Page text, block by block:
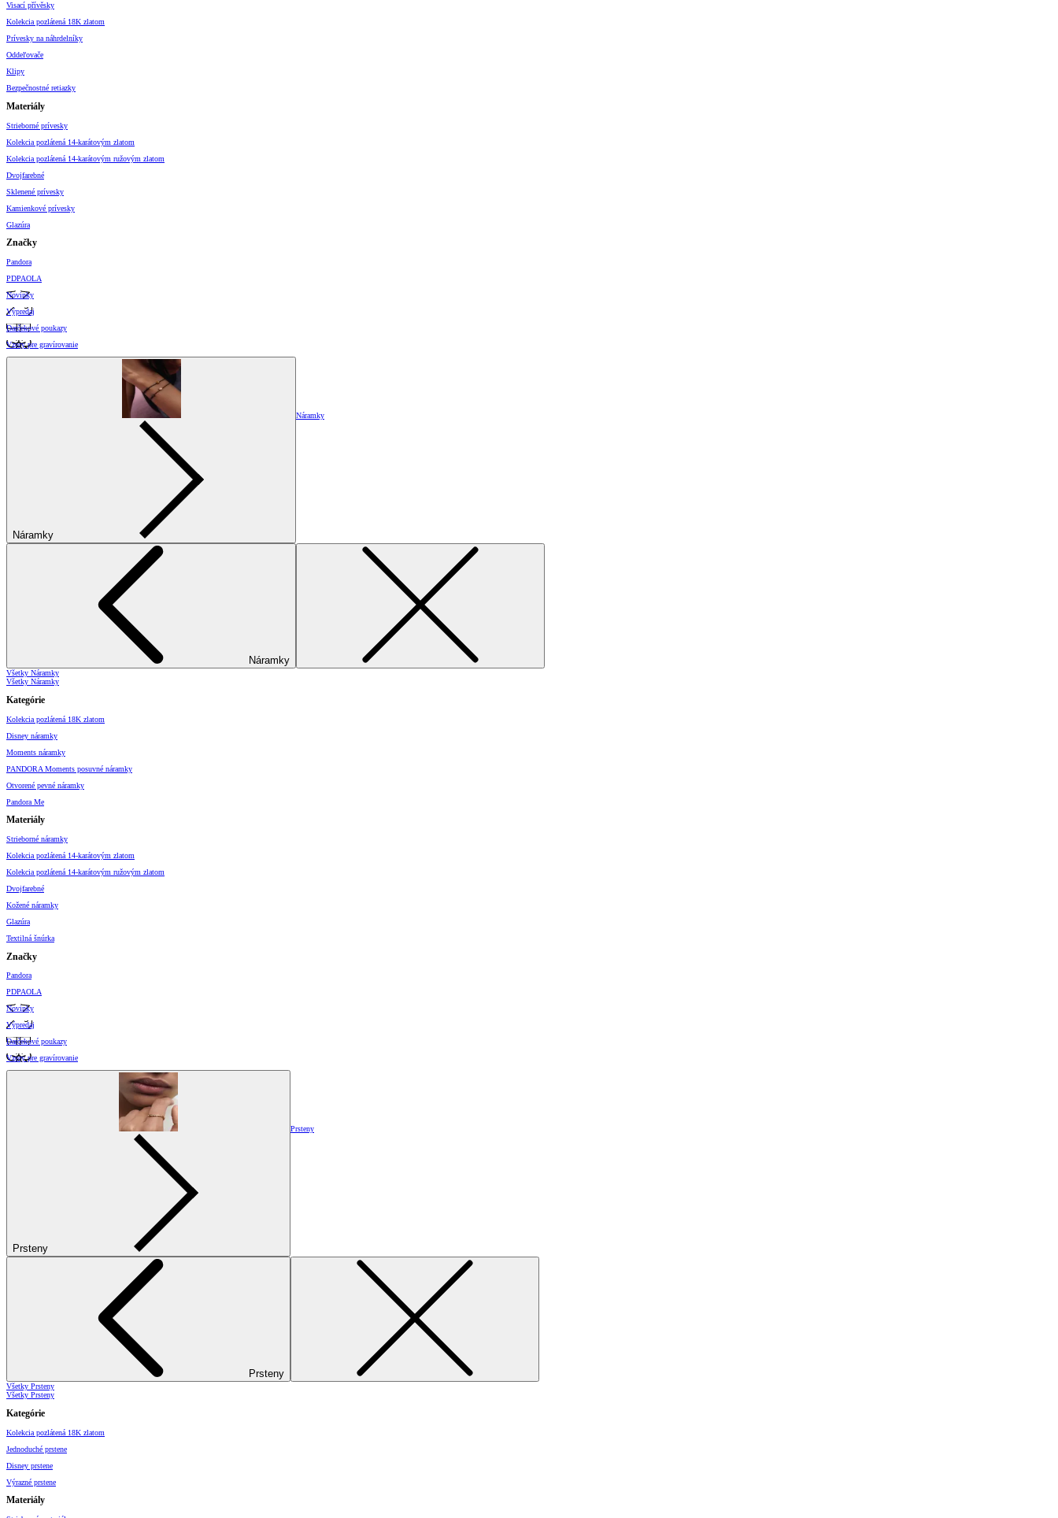
Visací přívěsky
Kolekcia pozlátená 18K zlatom
Prívesky na náhrdelníky
Oddeľovače
Klipy
Bezpečnostné retiazky
Materiály
Strieborné prívesky
Kolekcia pozlátená 14-karátovým zlatom
Kolekcia pozlátená 14-karátovým ružovým zlatom
Dvojfarebné
Sklenené prívesky
Kamienkové prívesky
Glazúra
Značky
Pandora
PDPAOLA
Novinky
Výpredaj
Darčekové poukazy
Vzory pre gravírovanie
Náramky
Náramky
Náramky
Všetky Náramky
Všetky Náramky
Kategórie
Kolekcia pozlátená 18K zlatom
Disney náramky
Moments náramky
PANDORA Moments posuvné náramky
Otvorené pevné náramky
Pandora Me
Materiály
Strieborné náramky
Kolekcia pozlátená 14-karátovým zlatom
Kolekcia pozlátená 14-karátovým ružovým zlatom
Dvojfarebné
Kožené náramky
Glazúra
Textilná šnúrka
Značky
Pandora
PDPAOLA
Novinky
Výpredaj
Darčekové poukazy
Vzory pre gravírovanie
Prsteny
Prsteny
Prsteny
Všetky Prsteny
Všetky Prsteny
Kategórie
Kolekcia pozlátená 18K zlatom
Jednoduché prstene
Disney prstene
Výrazné prstene
Materiály